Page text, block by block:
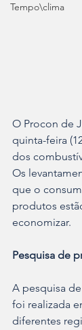
Tempo\clima
O Procon de
quinta-feira
dos
Os
que o
produtos
economizar.
Pesquisa de
A pesquisa
foi realizada
diferentes